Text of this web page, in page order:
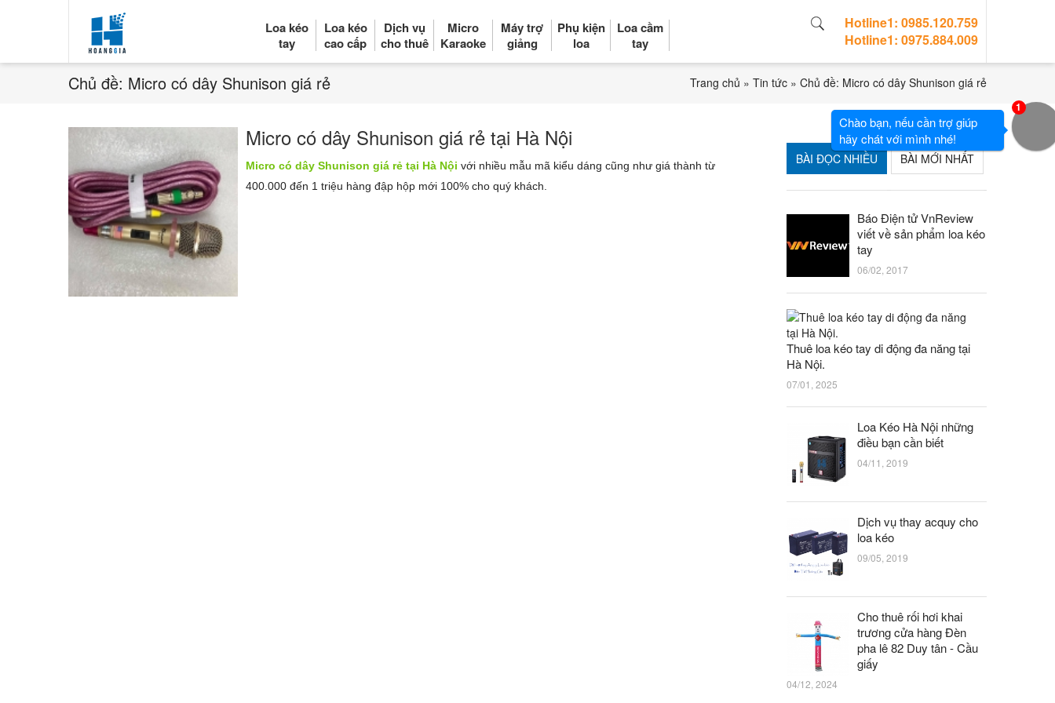
Hotline1: 0985.120.759
Hotline1: 0975.884.009
Loa kéo
tay
Loa kéo
cao cấp
Dịch vụ
cho thuê
Micro
Karaoke
Máy trợ
giảng
Phụ kiện
loa
Loa cầm
tay
Chủ đề: Micro có dây Shunison giá rẻ Trang chủ » Tin tức » Chủ đề: Micro có dây Shunison giá rẻ
Micro có dây Shunison giá rẻ tại Hà Nội
Micro có dây Shunison giá rẻ tại Hà Nội với nhiều mẫu mã kiểu dáng cũng như giá thành từ
400.000 đến 1 triệu hàng đập hộp mới 100% cho quý khách.
BÀI ĐỌC NHIỀU BÀI MỚI NHẤT
Báo Điện tử VnReview
viết về sản phẩm loa kéo
tay
06/02, 2017
Thuê loa kéo tay di động đa năng tại
Hà Nội.
07/01, 2025
Loa Kéo Hà Nội những
điều bạn cần biết
04/11, 2019
Dịch vụ thay acquy cho
loa kéo
09/05, 2019
Cho thuê rối hơi khai
trương cửa hàng Đèn
pha lê 82 Duy tân - Cầu
giấy
04/12, 2024
Chào bạn, nếu cần trợ giúp
hãy chát với mình nhé!
1